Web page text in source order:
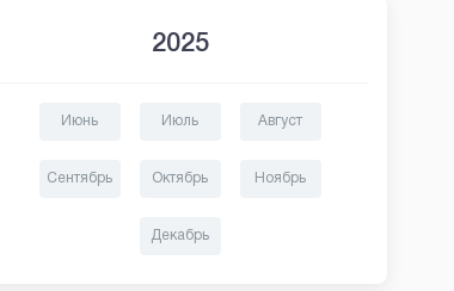
2025
Июнь Июль Август
Сентябрь Октябрь Ноябрь
Декабрь